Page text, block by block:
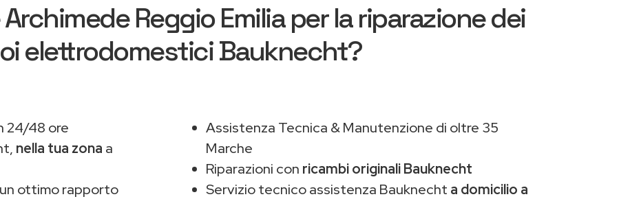
Archimede Reggio Emiliaper la riparazione dei
elettrodomestici Bauknecht?
24/48 ore
nella tua zona a
ottimo rapporto
Assistenza Tecnica & Manutenzione di oltre 35
Marche
Riparazioni con ricambi originali Bauknecht
Servizio tecnico assistenza Bauknecht a domicilio a